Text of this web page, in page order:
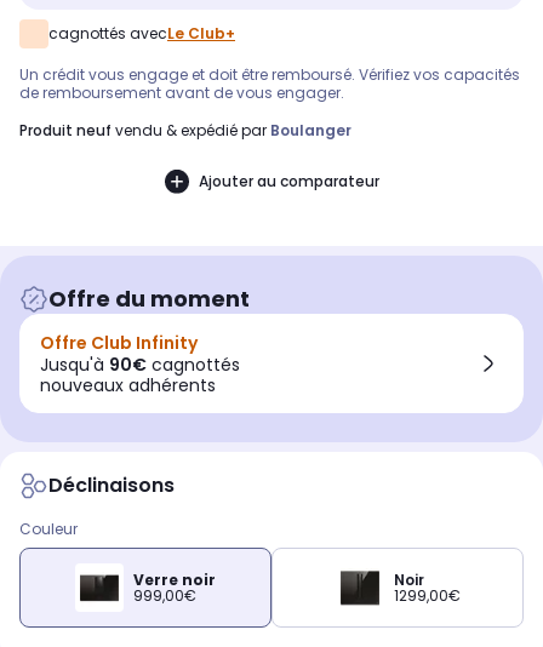
cagnottés avecLe Club+
Un crédit vous engage et doit être remboursé. Vérifiez vos capacités
de remboursement avant de vous engager.
produit neuf vendu & expédié par Boulanger
Ajouter au comparateur
Offre du moment
Offre Club Infinity
Jusqu'à 90€ cagnottés
nouveaux adhérents
Déclinaisons
Couleur
Verre noir
999,00€
Noir
1299,00€